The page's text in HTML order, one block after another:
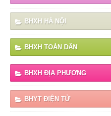
BHXH HÀ NỘI
BHXH TOÀN DÂN
BHXH ĐỊA PHƯƠNG
BHYT ĐIỆN TỬ